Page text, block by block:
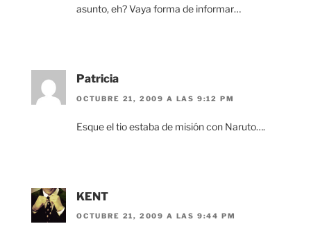
asunto, eh? Vaya forma de informar…
Patricia
OCTUBRE 21, 2009 A LAS 9:12 PM
Esque el tio estaba de misión con Naruto….
KENT
OCTUBRE 21, 2009 A LAS 9:44 PM